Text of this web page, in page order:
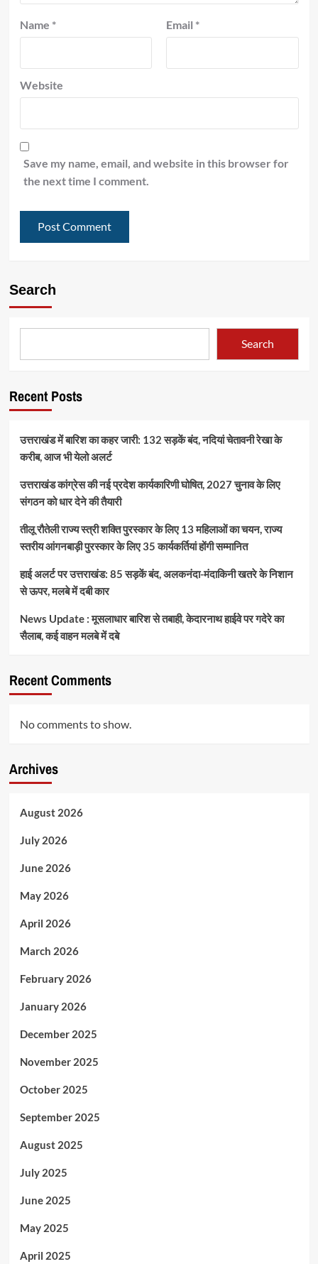
Name * Email *
Website
Save my name, email, and website in this browser for
the next time I comment.
Search
Search
Recent Posts
उत्तराखंड में बारिश का कहर जारी: 132 सड़कें बंद, नदियां चेतावनी रेखा के
करीब, आज भी येलो अलर्ट
उत्तराखंड कांग्रेस की नई प्रदेश कार्यकारिणी घोषित, 2027 चुनाव के लिए
संगठन को धार देने की तैयारी
तीलू रौतेली राज्य स्त्री शक्ति पुरस्कार के लिए 13 महिलाओं का चयन, राज्य
स्तरीय आंगनबाड़ी पुरस्कार के लिए 35 कार्यकर्तियां होंगी सम्मानित
हाई अलर्ट पर उत्तराखंड: 85 सड़कें बंद, अलकनंदा-मंदाकिनी खतरे के निशान
से ऊपर, मलबे में दबी कार
News Update : मूसलाधार बारिश से तबाही, केदारनाथ हाईवे पर गदेरे का
सैलाब, कई वाहन मलबे में दबे
Recent Comments
No comments to show.
Archives
August 2026
July 2026
June 2026
May 2026
April 2026
March 2026
February 2026
January 2026
December 2025
November 2025
October 2025
September 2025
August 2025
July 2025
June 2025
May 2025
April 2025